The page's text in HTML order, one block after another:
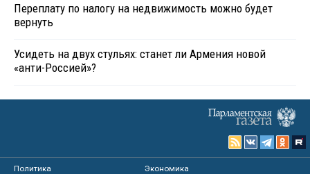
Переплату по налогу на недвижимость можно будет
вернуть
Усидеть на двух стульях: станет ли Армения новой
«анти-Россией»?
Политика
Экономика